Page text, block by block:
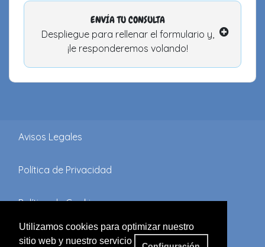
Utilizamos cookies para optimizar nuestro
sitio web y nuestro servicio
ENVÍA TU CONSULTA
Despliegue para rellenar el formulario y,
¡le responderemos volando!
Avisos Legales
Política de Privacidad
Política de Cookies
Términos y Condiciones